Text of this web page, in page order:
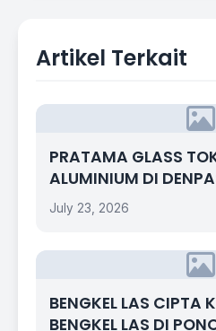
Artikel Terkait
PRATAMA GLASS
ALUMINIUM DI
July 23, 2026
BENGKEL LAS CIPTA
BENGKEL LAS DI